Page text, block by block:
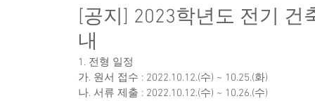
[공지] 2023학년도 전기 건
내
1. 전형 일정
가. 원서 접수 : 2022.10.12.(수) ~ 10.25.(화)
나. 서류 제출 : 2022.10.12.(수) ~ 10.26.(수)